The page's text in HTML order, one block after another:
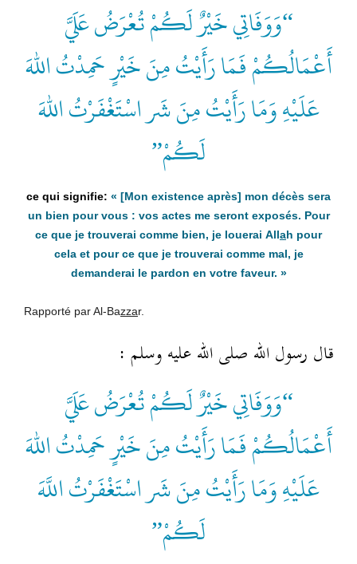
“وَوَفَاتِي خَيْرٌ لَكُمْ تُعْرَضُ عَلَيَّ
أَعْمَالُكُمْ فَمَا رَأَيْتُ مِنَ خَيْرٍ حَمِدْتُ اللهَ
عَلَيْهِ وَمَا رَأَيْتُ مِنَ شَر اسْتَغْفَرْتُ اللهَ
لَكُمْ”
« [Mon existence après] mon décès sera
un bien pour vous : vos actes me seront exposés. Pour
ce que je trouverai comme bien, je louerai Allah pour
cela et pour ce que je trouverai comme mal, je
demanderai le pardon en votre faveur. »
Rapporté par Al-Bazzar.
قال رسول الله صلى الله عليه وسلم :
“وَوَفَاتِي خَيْرٌ لَكُمْ تُعْرَضُ عَلَيَّ
أَعْمَالُكُمْ فَمَا رَأَيْتُ مِنَ خَيْرٍ حَمِدْتُ اللهَ
عَلَيْهِ وَمَا رَأَيْتُ مِنَ شَر اسْتَغْفَرْتُ اللَّهَ
لَكُمْ”